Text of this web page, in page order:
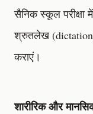
सैनिक स्कूल
श्रुतलेख
कराएं।
शारीरिक और